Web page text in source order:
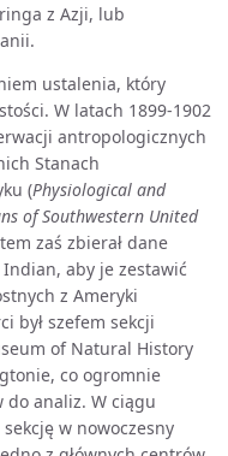
z Azji, lub
ustalenia, który
W latach 1899-1902
antropologicznych
Stanach
(Physiological and
of Southwestern United
zaś zbierał dane
Indian, aby je zestawić
z Ameryki
był szefem sekcji
of Natural History
co ogromnie
do analiz. W ciągu
w nowoczesny